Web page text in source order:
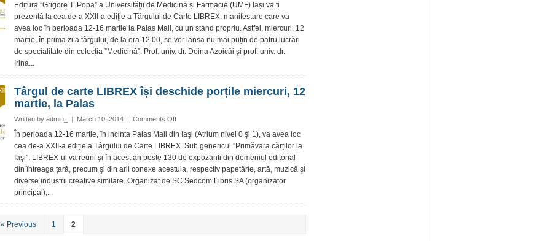
UMF
Iași,
prezentă
la
LIBREX
Editura ”Grigore T. Popa” a Universității de Medicină și Farmacie (UMF) Iași va fi
prezentă la cea de-a XXII-a ediţie a Târgului de Carte LIBREX, manifestare care va
avea loc în perioada 12-16 martie la Palas Mall, cu un stand propriu. Astfel, miercuri, 12
martie, în prima zi a târgului, de la ora 12.00, se vor lansa nu mai puțin de patru lucrări
de specialitate din colecția ”Medicină”. Prof. univ. dr. Doina Azoicăi şi prof. univ. dr.
Irina...
Târgul de carte LIBREX își deschide porțile miercuri, 12
martie, la Palas
Written by admin_ | March 10, 2014 | Comments Offon
de
carte
LIBREX
își
deschide
În perioada 12-16 martie, în incinta Palas Mall din Iaşi (Atrium nivel 0 şi 1), va avea loc
cea de-a XXII-a ediție a Târgului de Carte LIBREX. Sub genericul ”Primăvara cărților la
Iaşi”, LIBREX-ul va reuni şi în acest an peste 130 de expozanți din domeniul editorial
din întreaga țară, precum şi din arii conexe acestuia, respectiv papetărie, artă, muzică şi
diverse industrii creative similare. Organizat de SC Sedcom Libris SA (organizator
principal),...
« Previous 1 2